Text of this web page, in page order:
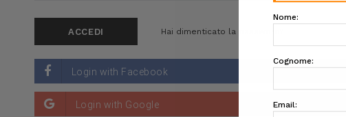
Hai dimenticato la password?